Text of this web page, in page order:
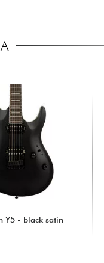
Y5 - black satin